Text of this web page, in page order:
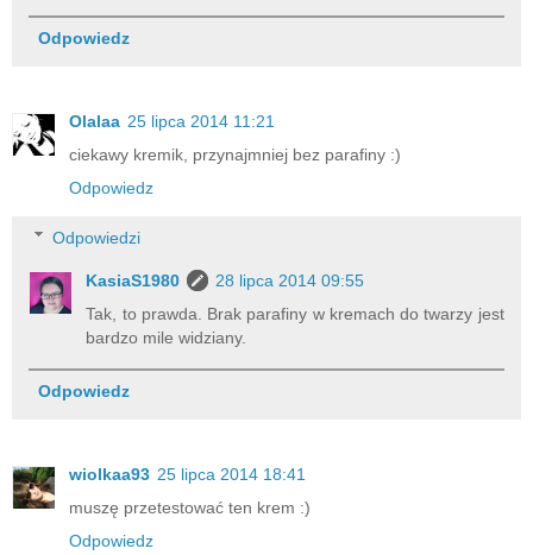
Odpowiedz
Olalaa 25 lipca 2014 11:21
ciekawy kremik, przynajmniej bez parafiny :)
Odpowiedz
Odpowiedzi
KasiaS1980
28 lipca 2014 09:55
Tak, to prawda. Brak parafiny w kremach do twarzy jest
bardzo mile widziany.
Odpowiedz
wiolkaa93 25 lipca 2014 18:41
muszę przetestować ten krem :)
Odpowiedz